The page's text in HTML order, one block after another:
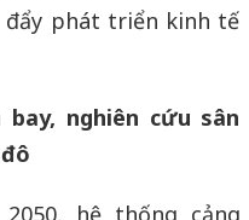
phát triển kinh tế
bay, nghiên cứu sân
hệ thống cảng